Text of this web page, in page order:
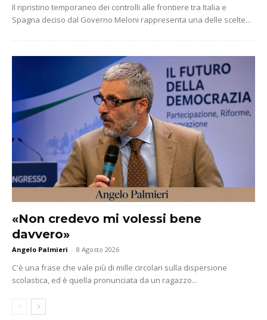
Il ripristino temporaneo dei controlli alle frontiere tra Italia e
Spagna deciso dal Governo Meloni rappresenta una delle scelte...
«Non credevo mi volessi bene
davvero»
Angelo Palmieri - 8 Agosto 2026
C'è una frase che vale più di mille circolari sulla dispersione
scolastica, ed è quella pronunciata da un ragazzo...